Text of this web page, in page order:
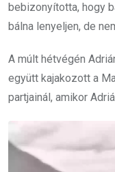
bebizonyította, hogy
bálna lenyeljen, de
A múlt hétvégén
együtt kajakozott a
partjainál, amikor